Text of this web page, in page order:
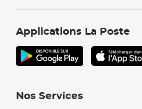
Applications La Poste
Nos Services